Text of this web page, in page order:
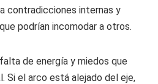
contradicciones internas y
que podrían incomodar a otros.
de energía y miedos que
Si el arco está alejado del eje,